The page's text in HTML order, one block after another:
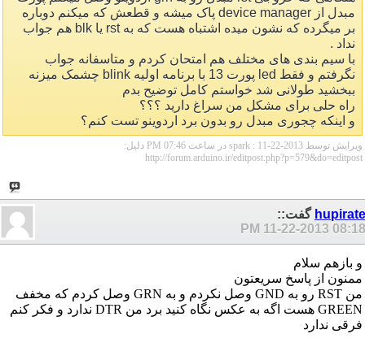
مبدل از device manager پاک میشه و قطعش که میکنم دوباره
بر میگرده که نشون میده اشتباه هست که به rst یا blk هم جواب
نداد .
با سیم بندی های مختلف هم امتحان کردم و متاسفانه جواب
نگرفتم و فقط led پورت 13 با برنامه اولیه blink چشمک میزنه
ببخشید طولانی شد خواستم کامل توضیح بدم
راه حلی برای مشکل من سراغ دارید ؟؟؟
و اینکه چجوری مبدل رو بدون برد اردوینو تست کنم؟
ویرایش توسط spark : 11-22-2013 در ساعت 07:46 PM
دلیل:
http://forum.arduino.ir/editpost.php?p=579&do=editpost
hupirate گفت::
11-22-2013 08:18 PM
و بازهم سلام
ممنون از پاسخ سریعتون
من RST رو به GND وصل نکردم و به GRN وصل کردم که مخفف
GREEN هست اگه به عکس نگاه کنید برد من DTR ندارد و فکر کنم
فرقی ندارد